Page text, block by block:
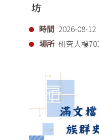
坊
時間 2026-08-12
場所 研究大樓